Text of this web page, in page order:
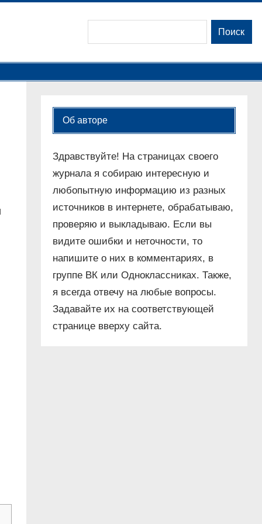
Поиск
Об авторе
Здравствуйте! На страницах своего
журнала я собираю интересную и
любопытную информацию из разных
источников в интернете, обрабатываю,
проверяю и выкладываю. Если вы
видите ошибки и неточности, то
напишите о них в комментариях, в
группе ВК или Одноклассниках. Также,
я всегда отвечу на любые вопросы.
Задавайте их на соответствующей
странице вверху сайта.